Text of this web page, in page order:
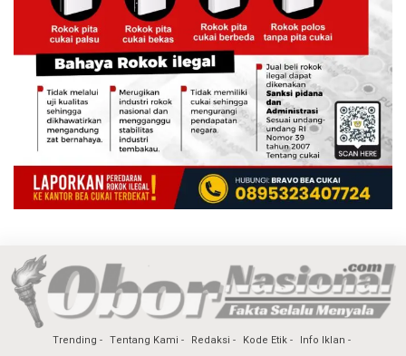
Trending Tentang Kami Redaksi Kode Etik
Info Iklan